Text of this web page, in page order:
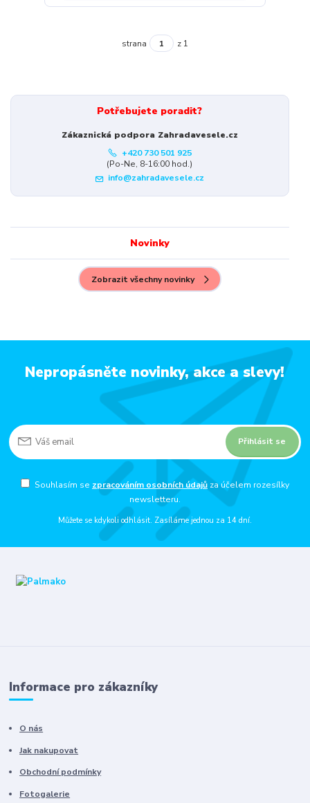
strana z 1
Potřebujete poradit?
Zákaznická podpora Zahradavesele.cz
+420 730 501 925
(Po-Ne, 8-16:00 hod.)
info@zahradavesele.cz
Novinky
Zobrazit všechny novinky
Nepropásněte novinky, akce a slevy!
Přihlásit se
Souhlasím se zpracováním osobních údajůza účelem rozesílky
newsletteru.
Můžete se kdykoli odhlásit. Zasíláme jednou za 14 dní.
Informace pro zákazníky
O nás
Jak nakupovat
Obchodní podmínky
Fotogalerie